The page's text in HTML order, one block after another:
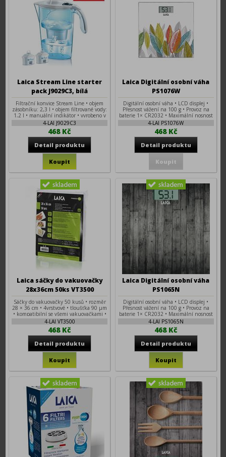
Laica Stream Line starter
pack J9029C3, bílá
Filtrační konvice Stream Line • objem
zásobníku: 2,3 l • objem filtrované vody:
1,2 l • manuální indikátor • vyrobeno v
Itálii • QuickFill otvor • bez BPA • 2 ks
filtru v balení
4-LAI J9029C3
468 Kč
Laica Digitální osobní váha
PS1076W
Digitální osobní váha • LCD displej •
Přesnost vážení na 100 g • Provoz na
baterie 1× CR2032 • Maximální nosnost
180 kg • Ukazatel jednotek kg / lb / st
4-LAI PS1076W
468 Kč
Laica sáčky do vakuovačky
28x36cm 50ks VT3500
Sáčky do vakuovačky 50 kusů • rozměr
28 × 36 cm • 4vrstvové • tloušťka 90 μm
• kompatibilní se všemi vakuovačkami •
vyrobeno v Itálii • vhodné do mrazáku i
na Sous Vide vaření
4-LAI VT3500
468 Kč
Laica Digitální osobní váha
PS1065N
Digitální osobní váha • LCD displej •
Přesnost vážení na 100 g • Provoz na
baterie 1× CR2032 • Maximální nosnost
180 kg • Automatické vypnutí •
Ukazatel jednotek kg / lb / st
4-LAI PS1065N
468 Kč